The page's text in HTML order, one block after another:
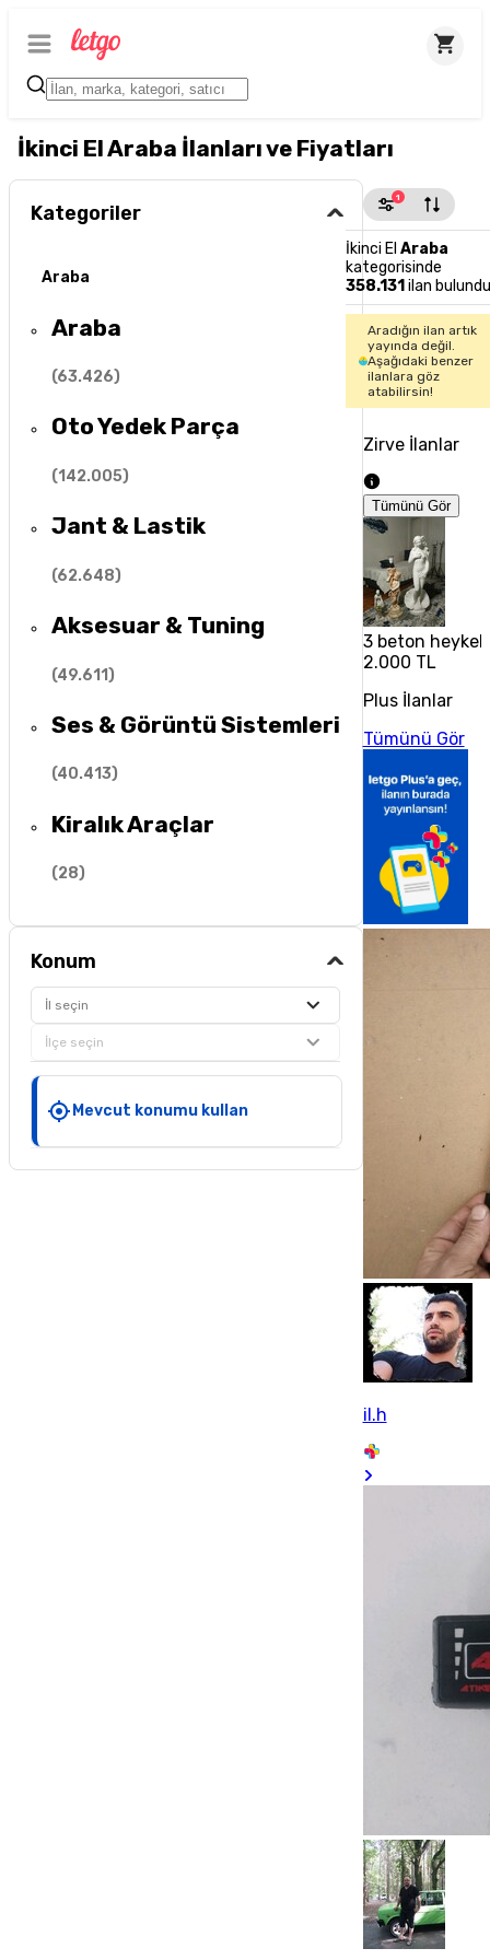
İkinci El Araba İlanları ve Fiyatları
Kategoriler
Araba
Araba
(63.426)
Oto Yedek Parça
(142.005)
Jant & Lastik
(62.648)
Aksesuar & Tuning
(49.611)
Ses & Görüntü Sistemleri
(40.413)
Kiralık Araçlar
(28)
Konum
İl seçin
İlçe seçin
Mevcut konumu kullan
1
İkinci El Araba
kategorisinde
358.131 ilan bulundu
Aradığın ilan artık
yayında değil.
Aşağıdaki benzer
ilanlara göz
atabilirsin!
Zirve İlanlar
Tümünü Gör
3 beton heykel
2.000 TL
Plus İlanlar
Tümünü Gör
il.h